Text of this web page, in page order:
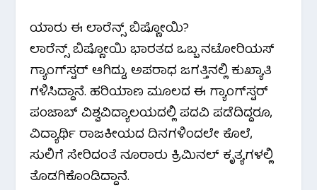
ಯಾರು ಈ ಲಾರೆನ್ಸ್ ಬಿಷ್ಣೋಯಿ?
ಲಾರೆನ್ಸ್ ಬಿಷ್ಣೋಯಿ ಭಾರತದ ಒಬ್ಬ ನಟೋರಿಯಸ್
ಗ್ಯಾಂಗ್‌ಸ್ಟರ್ ಆಗಿದ್ದು, ಅಪರಾಧ ಜಗತ್ತಿನಲ್ಲಿ ಕುಖ್ಯಾತಿ
ಗಳಿಸಿದ್ದಾನೆ. ಹರಿಯಾಣ ಮೂಲದ ಈ ಗ್ಯಾಂಗ್‌ಸ್ಟರ್
ಪಂಜಾಬ್ ವಿಶ್ವವಿದ್ಯಾಲಯದಲ್ಲಿ ಪದವಿ ಪಡೆದಿದ್ದರೂ,
ವಿದ್ಯಾರ್ಥಿ ರಾಜಕೀಯದ ದಿನಗಳಿಂದಲೇ ಕೊಲೆ,
ಸುಲಿಗೆ ಸೇರಿದಂತೆ ನೂರಾರು ಕ್ರಿಮಿನಲ್ ಕೃತ್ಯಗಳಲ್ಲಿ
ತೊಡಗಿಕೊಂಡಿದ್ದಾನೆ.